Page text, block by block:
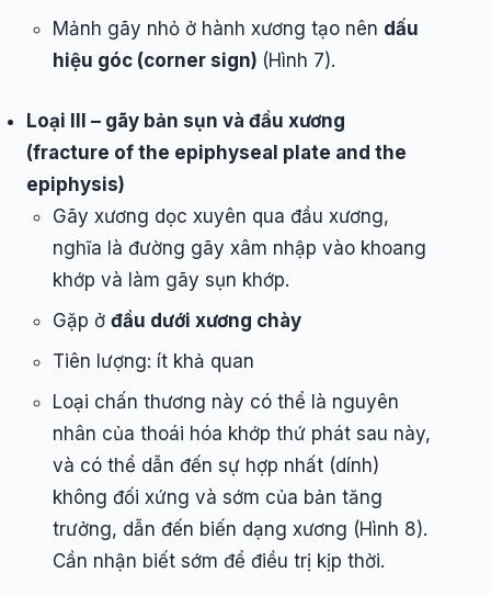
Mảnh gãy nhỏ ở hành xương tạo nên dấu
hiệu góc (corner sign) (Hình 7).
Loại III – gãy bản sụn và đầu xương
(fracture of the epiphyseal plate and the
epiphysis)
Gãy xương dọc xuyên qua đầu xương,
nghĩa là đường gãy xâm nhập vào khoang
khớp và làm gãy sụn khớp.
Gặp ở đầu dưới xương chày
Tiên lượng: ít khả quan
Loại chấn thương này có thể là nguyên
nhân của thoái hóa khớp thứ phát sau này,
và có thể dẫn đến sự hợp nhất (dính)
không đối xứng và sớm của bản tăng
trưởng, dẫn đến biến dạng xương (Hình 8).
Cần nhận biết sớm để điều trị kịp thời.